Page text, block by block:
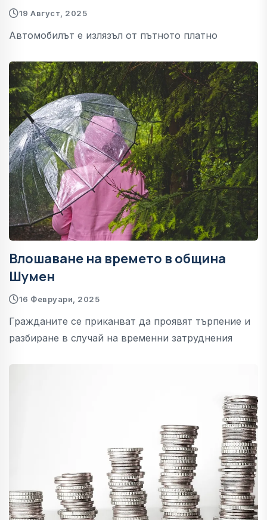
19 Август, 2025
Автомобилът е излязъл от пътното платно
Влошаване на времето в община
Шумен
16 Февруари, 2025
Гражданите се приканват да проявят търпение и
разбиране в случай на временни затруднения